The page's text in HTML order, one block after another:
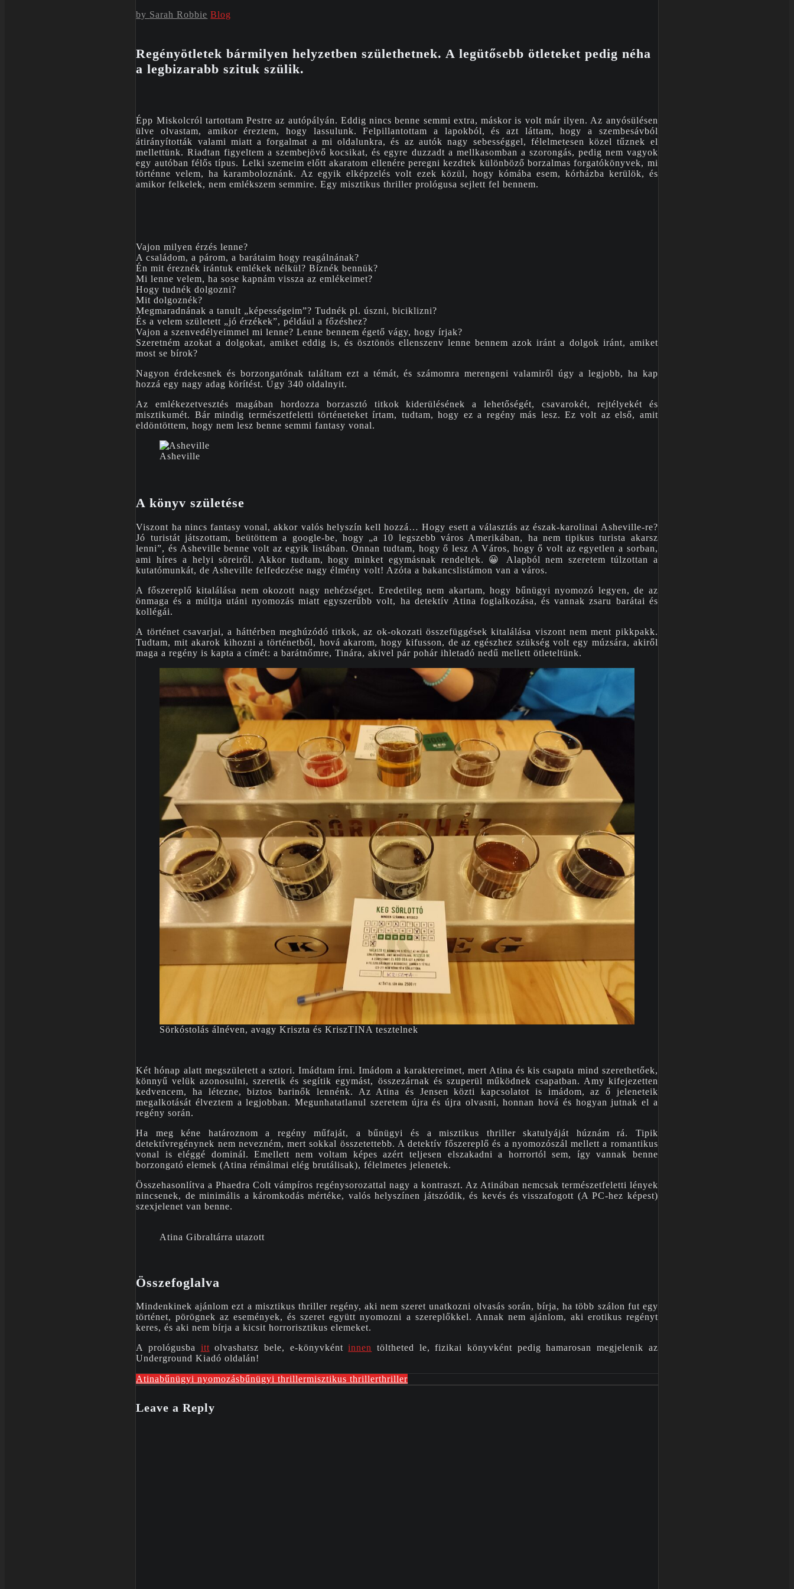
by Sarah Robbie Blog
Regényötletek bármilyen helyzetben születhetnek. A legütősebb ötleteket pedig néha
a legbizarabb szituk szülik.
Épp Miskolcról tartottam Pestre az autópályán. Eddig nincs benne semmi extra, máskor is volt már ilyen. Az anyósülésen
ülve olvastam, amikor éreztem, hogy lassulunk. Felpillantottam a lapokból, és azt láttam, hogy a szembesávból
átirányították valami miatt a forgalmat a mi oldalunkra, és az autók nagy sebességgel, félelmetesen közel tűznek el
mellettünk. Riadtan figyeltem a szembejövő kocsikat, és egyre duzzadt a mellkasomban a szorongás, pedig nem vagyok
egy autóban félős típus. Lelki szemeim előtt akaratom ellenére peregni kezdtek különböző borzalmas forgatókönyvek, mi
történne velem, ha karamboloznánk. Az egyik elképzelés volt ezek közül, hogy kómába esem, kórházba kerülök, és
amikor felkelek, nem emlékszem semmire. Egy misztikus thriller prológusa sejlett fel bennem.
Vajon milyen érzés lenne?
A családom, a párom, a barátaim hogy reagálnának?
Én mit éreznék irántuk emlékek nélkül? Bíznék bennük?
Mi lenne velem, ha sose kapnám vissza az emlékeimet?
Hogy tudnék dolgozni?
Mit dolgoznék?
Megmaradnának a tanult „képességeim”? Tudnék pl. úszni, biciklizni?
És a velem született „jó érzékek”, például a főzéshez?
Vajon a szenvedélyeimmel mi lenne? Lenne bennem égető vágy, hogy írjak?
Szeretném azokat a dolgokat, amiket eddig is, és ösztönös ellenszenv lenne bennem azok iránt a dolgok iránt, amiket
most se bírok?
Nagyon érdekesnek és borzongatónak találtam ezt a témát, és számomra merengeni valamiről úgy a legjobb, ha kap
hozzá egy nagy adag körítést. Úgy 340 oldalnyit.
Az emlékezetvesztés magában hordozza borzasztó titkok kiderülésének a lehetőségét, csavarokét, rejtélyekét és
misztikumét. Bár mindig természetfeletti történeteket írtam, tudtam, hogy ez a regény más lesz. Ez volt az első, amit
eldöntöttem, hogy nem lesz benne semmi fantasy vonal.
Asheville
A könyv születése
Viszont ha nincs fantasy vonal, akkor valós helyszín kell hozzá… Hogy esett a választás az észak-karolinai Asheville-re?
Jó turistát játszottam, beütöttem a google-be, hogy „a 10 legszebb város Amerikában, ha nem tipikus turista akarsz
lenni”, és Asheville benne volt az egyik listában. Onnan tudtam, hogy ő lesz A Város, hogy ő volt az egyetlen a sorban,
ami híres a helyi söreiről. Akkor tudtam, hogy minket egymásnak rendeltek. 😀 Alapból nem szeretem túlzottan a
kutatómunkát, de Asheville felfedezése nagy élmény volt! Azóta a bakancslistámon van a város.
A főszereplő kitalálása nem okozott nagy nehézséget. Eredetileg nem akartam, hogy bűnügyi nyomozó legyen, de az
önmaga és a múltja utáni nyomozás miatt egyszerűbb volt, ha detektív Atina foglalkozása, és vannak zsaru barátai és
kollégái.
A történet csavarjai, a háttérben meghúzódó titkok, az ok-okozati összefüggések kitalálása viszont nem ment pikkpakk.
Tudtam, mit akarok kihozni a történetből, hová akarom, hogy kifusson, de az egészhez szükség volt egy múzsára, akiről
maga a regény is kapta a címét: a barátnőmre, Tinára, akivel pár pohár ihletadó nedű mellett ötleteltünk.
Sörkóstolás álnéven, avagy Kriszta és KriszTINA tesztelnek
Két hónap alatt megszületett a sztori. Imádtam írni. Imádom a karaktereimet, mert Atina és kis csapata mind szerethetőek,
könnyű velük azonosulni, szeretik és segítik egymást, összezárnak és szuperül működnek csapatban. Amy kifejezetten
kedvencem, ha létezne, biztos barinők lennénk. Az Atina és Jensen közti kapcsolatot is imádom, az ő jeleneteik
megalkotását élveztem a legjobban. Megunhatatlanul szeretem újra és újra olvasni, honnan hová és hogyan jutnak el a
regény során.
Ha meg kéne határoznom a regény műfaját, a bűnügyi és a misztikus thriller skatulyáját húznám rá. Tipik
detektívregénynek nem nevezném, mert sokkal összetettebb. A detektív főszereplő és a nyomozószál mellett a romantikus
vonal is eléggé dominál. Emellett nem voltam képes azért teljesen elszakadni a horrortól sem, így vannak benne
borzongató elemek (Atina rémálmai elég brutálisak), félelmetes jelenetek.
Összehasonlítva a Phaedra Colt vámpíros regénysorozattal nagy a kontraszt. Az Atinában nemcsak természetfeletti lények
nincsenek, de minimális a káromkodás mértéke, valós helyszínen játszódik, és kevés és visszafogott (A PC-hez képest)
szexjelenet van benne.
Atina Gibraltárra utazott
Összefoglalva
Mindenkinek ajánlom ezt a misztikus thriller regény, aki nem szeret unatkozni olvasás során, bírja, ha több szálon fut egy
történet, pörögnek az események, és szeret együtt nyomozni a szereplőkkel. Annak nem ajánlom, aki erotikus regényt
keres, és aki nem bírja a kicsit horrorisztikus elemeket.
A prológusba itt olvashatsz bele, e-könyvkéntinnen
töltheted le, fizikai könyvként pedig hamarosan megjelenik az
Underground Kiadó oldalán!
Atinabűnügyi nyomozásbűnügyi thrillermisztikus thrillerthriller
Leave a Reply